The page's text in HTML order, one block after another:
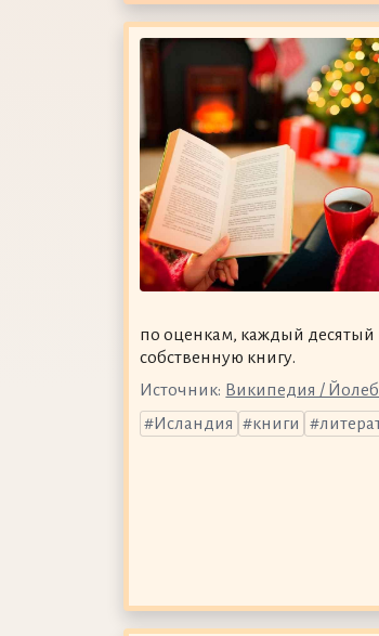
по оценкам, каждый десятый
собственную книгу.
Источник: Википедия /
Исландия
книги